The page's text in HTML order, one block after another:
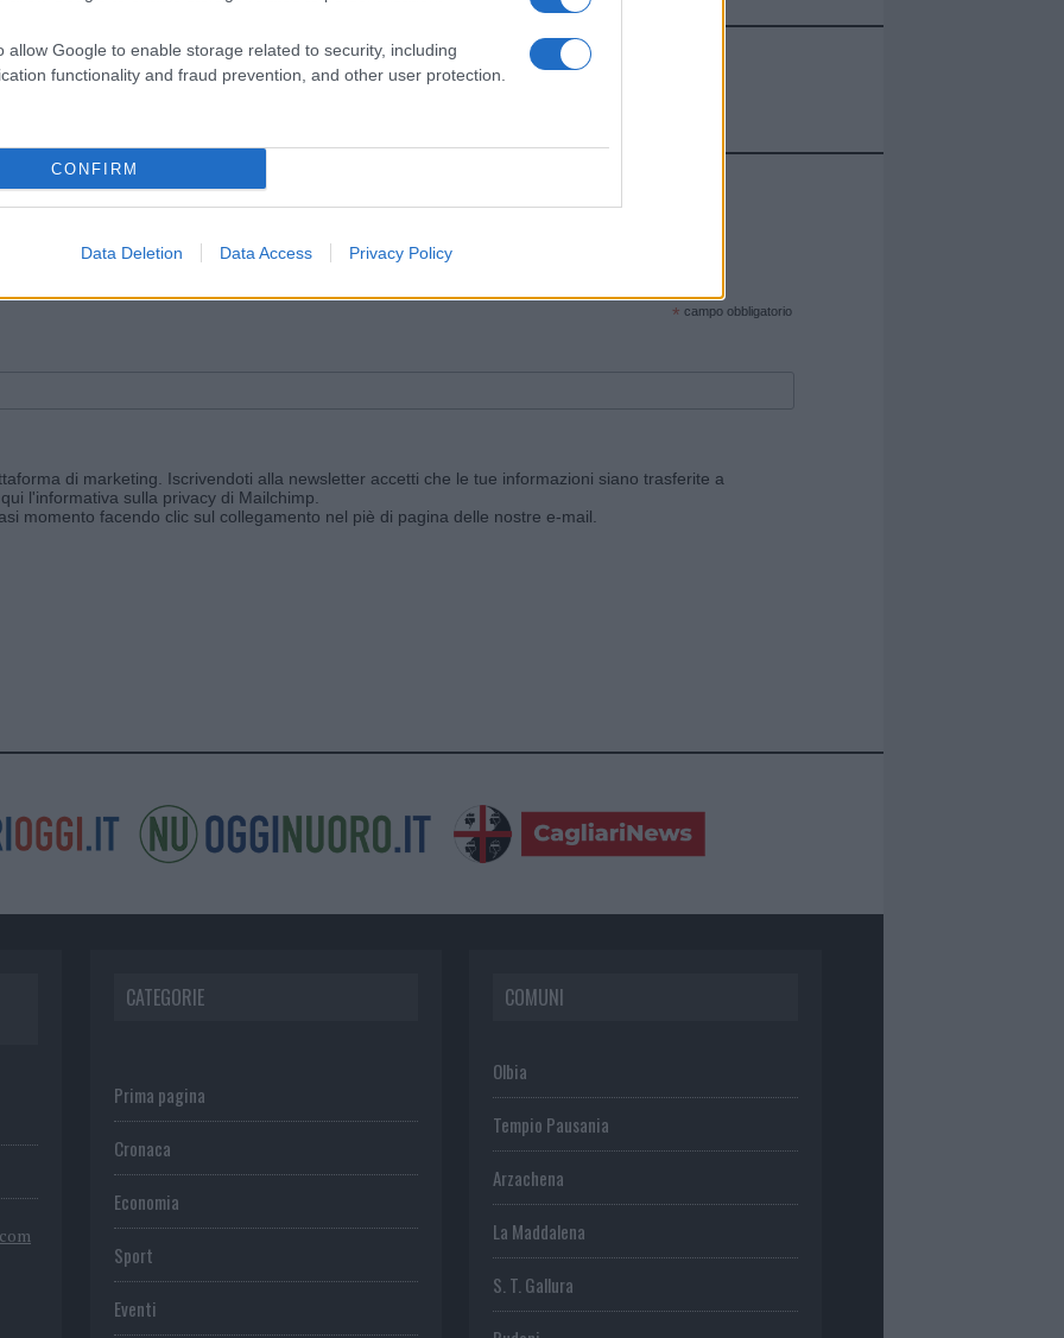
allow Google to enable storage related to security, including
functionality and fraud prevention, and other user protection.
CONFIRM
Data Deletion Data Access Privacy Policy
Invia un Comunicato Stampa|Pubblicità|Segnala
e ricevi le nostre email periodiche contenenti le ultime notizie pubblicate sul sito web!
* campo obbligatorio
di marketing. Iscrivendoti alla newsletter accetti che le tue informazioni siano trasferite a
l'informativa sulla privacy di Mailchimp
momento facendo clic sul collegamento nel piè di pagina delle nostre e-mail.
CATEGORIE
Prima pagina
Cronaca
Economia
Sport
Eventi
COMUNI
Olbia
Tempio Pausania
Arzachena
La Maddalena
S. T. Gallura